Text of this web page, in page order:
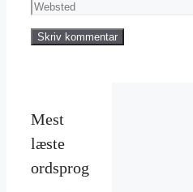
Websted
Mest
læste
ordsprog